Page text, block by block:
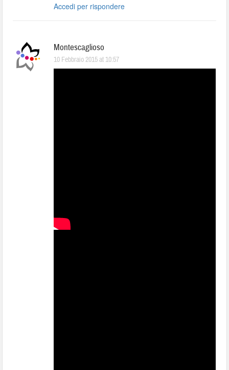
Accedi per rispondere
Montescaglioso
10 Febbraio 2015 at 10:57